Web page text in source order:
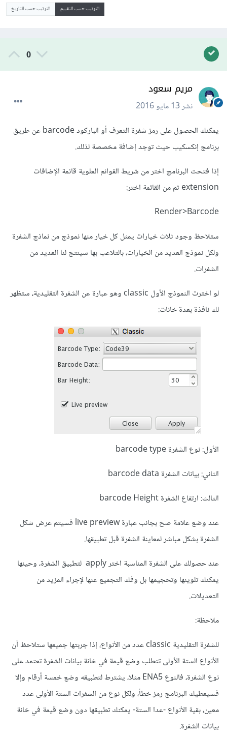
الترتيب حسب التقييم الترتيب حسب التاريخ
0
مريم سعود
نشر13 مايو 2016
يمكنك الحصول على رمز شفرة التعرف أو الباركود barcode عن طريق
برنامج إنكسكيب حيث توجد إضافة مخصصة لذلك.
إذا فتحت البرنامج اختر من شريط القوائم العلوية قائمة الإضافات
extension ثم من القائمة اختر:
Render>Barcode
ستلاحظ وجود ثلاث خيارات يمثل كل خيار منها نموذج من نماذج الشفرة
ولكل نموذج العديد من الخيارات، بالتلاعب بها سينتج لنا العديد من
الشفرات.
لو اخترت النموذج الأول classic وهو عبارة عن الشفرة التقليدية، ستظهر
لك نافذة بعدة خانات:
الأول: نوع الشفرة barcode type
الثاني: بيانات الشفرة barcode data
الثالث: ارتفاع الشفرة barcode Height
عند وضع علامة صح بجانب عبارة live preview فسيتم عرض شكل
الشفرة بشكل مباشر لمعاينة الشفرة قبل تطبيقها.
عند حصولك على الشفرة المناسبة اختر apply لتطبيق الشفرة، وحينها
يمكنك تلوينها وتحجيمها بل وفك التجميع عنها لإجراء المزيد من
التعديلات.
ملاحظة:
للشفرة التقليدية classic عدد من الأنواع، إذا جربتها جميعها ستلاحظ أن
الأنواع الستة الأولى تتطلب وضع قيمة في خانة بيانات الشفرة تعتمد على
نوع الشفرة، فالنوع ENA5 مثلا، يشترط لتطبيقه وضع خمسة أرقام وإلا
فسيعطيك البرنامج رمز خطأ، ولكل نوع من الشفرات الستة الأولى عدد
معين، بقية الأنواع -عدا الستة- يمكنك تطبيقها دون وضع قيمة في خانة
بيانات الشفرة.